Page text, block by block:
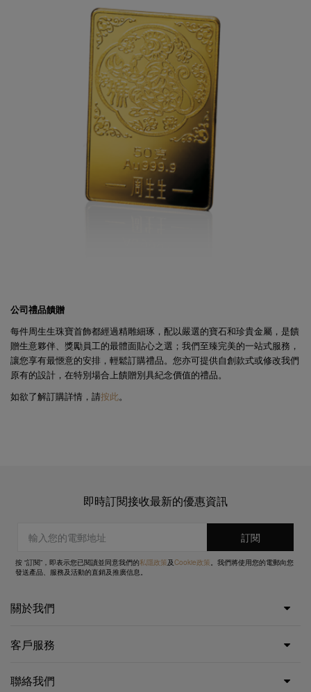
公司禮品饋贈
每件周生生珠寶首飾都經過精雕細琢，配以嚴選的寶石和珍貴金屬，是饋
贈生意夥伴、獎勵員工的最體面貼心之選；我們至臻完美的一站式服務，
讓您享有最愜意的安排，輕鬆訂購禮品。您亦可提供自創款式或修改我們
原有的設計，在特別場合上饋贈別具紀念價值的禮品。
如欲了解訂購詳情，請按此。
即時訂閱接收最新的優惠資訊
按 “訂閱”，即表示您已閱讀並同意我們的私隱政策及Cookie政策。我們將使用您的電郵向您
發送產品、服務及活動的直銷及推廣信息。
關於我們
客戶服務
聯絡我們